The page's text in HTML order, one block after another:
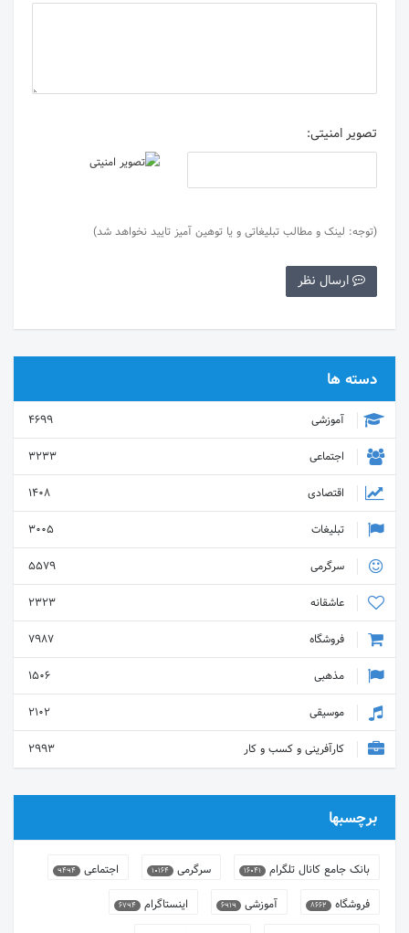
تصویر امنیتی:
(توجه: لینک و مطالب تبلیغاتی و یا توهین آمیز تایید نخواهد شد)
دسته ها
آموزشی
4699
اجتماعی
3233
اقتصادی
1408
تبلیغات
3005
سرگرمی
5579
عاشقانه
2323
فروشگاه
7987
مذهبی
1506
موسیقی
2102
کارآفرینی و کسب و کار
2993
برچسبها
بانک جامع کانال تلگرام 16041 سرگرمی 10164 اجتماعی 9494
فروشگاه 8662 آموزشی 6919 اینستاگرام 6794